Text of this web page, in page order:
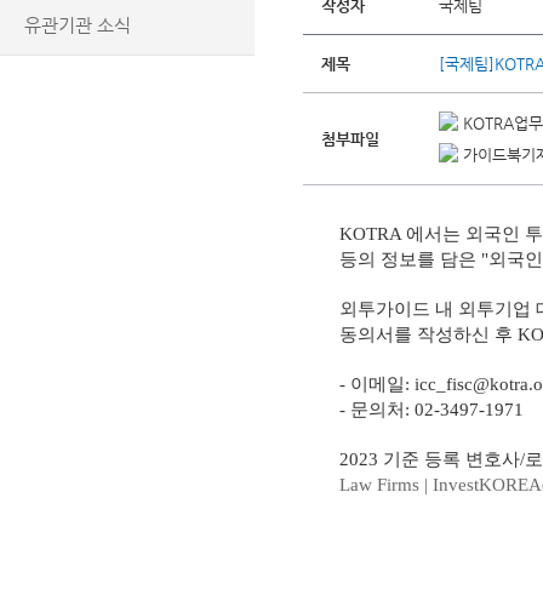
유관기관 소식
작성자 국제팀
제목 [국제팀
첨부파일
KOTRA업
가이드북기
KOTRA 에서는 외국인
등의 정보를 담은 "외국
외투가이드 내 외투기업
동의서를 작성하신 후
- 이메일:
- 문의처: 02-3497-1971
2023 기준 등록 변호사/
Law Firms |